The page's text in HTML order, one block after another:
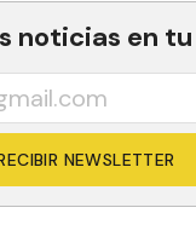
noticias en
NEWSLETTER